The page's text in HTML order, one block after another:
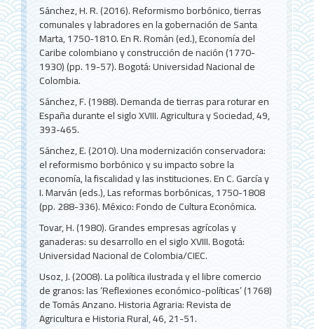
Sánchez, H. R. (2016). Reformismo borbónico, tierras
comunales y labradores en la gobernación de Santa
Marta, 1750-1810. En R. Román (ed.), Economía del
Caribe colombiano y construcción de nación (1770-
1930) (pp. 19-57). Bogotá: Universidad Nacional de
Colombia.
Sánchez, F. (1988). Demanda de tierras para roturar en
España durante el siglo XVIII. Agricultura y Sociedad, 49,
393-465.
Sánchez, E. (2010). Una modernización conservadora:
el reformismo borbónico y su impacto sobre la
economía, la fiscalidad y las instituciones. En C. García y
I. Marván (eds.), Las reformas borbónicas, 1750-1808
(pp. 288-336). México: Fondo de Cultura Económica.
Tovar, H. (1980). Grandes empresas agrícolas y
ganaderas: su desarrollo en el siglo XVIII. Bogotá:
Universidad Nacional de Colombia/CIEC.
Usoz, J. (2008). La política ilustrada y el libre comercio
de granos: las ‘Reflexiones económico-políticas’ (1768)
de Tomás Anzano. Historia Agraria: Revista de
Agricultura e Historia Rural, 46, 21-51.